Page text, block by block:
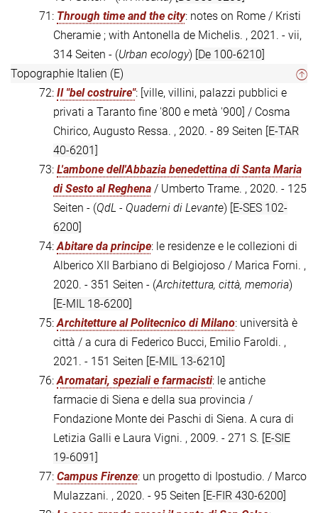
71: Through time and the city: notes on Rome / Kristi
Cheramie ; with Antonella de Michelis. , 2021. - vii,
314 Seiten - (Urban ecology) [De 100-6210]
Topographie Italien (E)
72: Il "bel costruire": [ville, villini, palazzi pubblici e
privati a Taranto fine '800 e metà '900] / Cosma
Chirico, Augusto Ressa. , 2020. - 89 Seiten [E-TAR
40-6201]
73: L'ambone dell'Abbazia benedettina di Santa Maria
di Sesto al Reghena / Umberto Trame. , 2020. - 125
Seiten - (QdL - Quaderni di Levante) [E-SES 102-
6200]
74:Abitare da principe: le residenze e le collezioni di
Alberico XII Barbiano di Belgiojoso / Marica Forni. ,
2020. - 351 Seiten - (Architettura, città, memoria)
[E-MIL 18-6200]
75:Architetture al Politecnico di Milano: università è
città / a cura di Federico Bucci, Emilio Faroldi. ,
2021. - 151 Seiten [E-MIL 13-6210]
76:Aromatari, speziali e farmacisti: le antiche
farmacie di Siena e della sua provincia /
Fondazione Monte dei Paschi di Siena. A cura di
Letizia Galli e Laura Vigni. , 2009. - 271 S. [E-SIE
19-6091]
77: Campus Firenze: un progetto di Ipostudio. / Marco
Mulazzani. , 2020. - 95 Seiten [E-FIR 430-6200]